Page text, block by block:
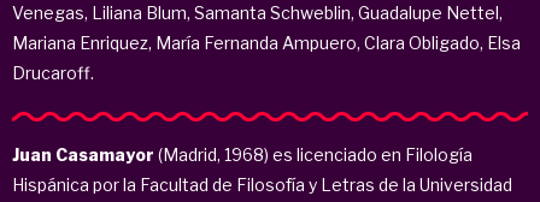
Venegas, Liliana Blum, Samanta Schweblin, Guadalupe Nettel,
Mariana Enriquez, María Fernanda Ampuero, Clara Obligado, Elsa
Drucaroff.
Juan Casamayor (Madrid, 1968) es licenciado en Filología
Hispánica por la Facultad de Filosofía y Letras de la Universidad